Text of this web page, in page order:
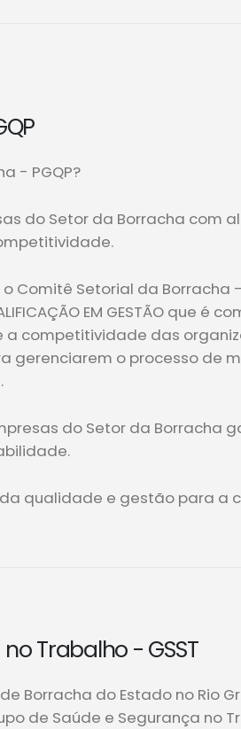
- PGQP?
do Setor da Borracha
Setorial da Borracha -
EM GESTÃO que
competitividade das
o processo de
do Setor da
qualidade e gestão para
Trabalho - GSST
Borracha do Estado no Rio
de Saúde e Segurança no